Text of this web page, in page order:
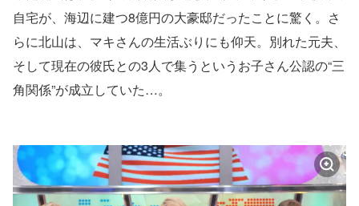
自宅が、海辺に建つ8億円の大豪邸だったことに驚く。さ
らに北山は、マキさんの生活ぶりにも仰天。別れた元夫、
そして現在の彼氏との3人で集うというお子さん公認の“三
角関係”が成立していた…。